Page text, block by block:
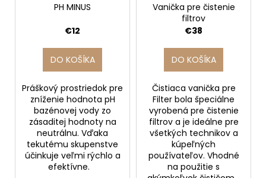
PH MINUS
€12
DO KOŠÍKA
Práškový prostriedok pre
zníženie hodnota pH
bazénovej vody zo
zásaditej hodnoty na
neutrálnu. Vďaka
tekutému skupenstve
účinkuje veľmi rýchlo a
efektívne.
Vanička pre čistenie
filtrov
€38
DO KOŠÍKA
Čistiaca vanička pre
Filter bola špeciálne
vyrobená pre čistenie
filtrov a je ideálne pre
všetkých technikov a
kúpeľných
používateľov. Vhodné
na použitie s